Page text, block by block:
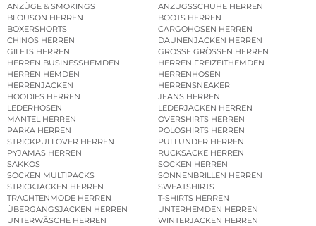
ANZÜGE & SMOKINGS
ANZUGSSCHUHE HERREN
BLOUSON HERREN
BOOTS HERREN
BOXERSHORTS
CARGOHOSEN HERREN
CHINOS HERREN
DAUNENJACKEN HERREN
GILETS HERREN
GROSSE GRÖSSEN HERREN
HERREN BUSINESSHEMDEN
HERREN FREIZEITHEMDEN
HERREN HEMDEN
HERRENHOSEN
HERRENJACKEN
HERRENSNEAKER
HOODIES HERREN
JEANS HERREN
LEDERHOSEN
LEDERJACKEN HERREN
MÄNTEL HERREN
OVERSHIRTS HERREN
PARKA HERREN
POLOSHIRTS HERREN
STRICKPULLOVER HERREN
PULLUNDER HERREN
PYJAMAS HERREN
RUCKSÄCKE HERREN
SAKKOS
SOCKEN HERREN
SOCKEN MULTIPACKS
SONNENBRILLEN HERREN
STRICKJACKEN HERREN
SWEATSHIRTS
TRACHTENMODE HERREN
T-SHIRTS HERREN
ÜBERGANGSJACKEN HERREN
UNTERHEMDEN HERREN
UNTERWÄSCHE HERREN
WINTERJACKEN HERREN